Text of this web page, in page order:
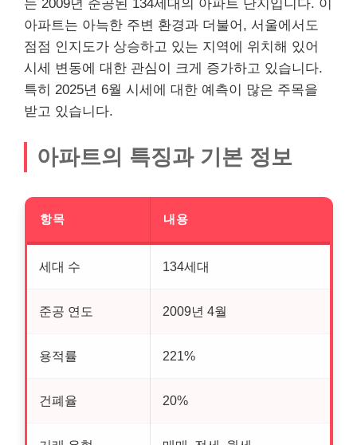
는 2009년 준공된 134세대의 아파트 단지입니다. 이
아파트는 아늑한 주변 환경과 더불어, 서울에서도
점점 인지도가 상승하고 있는 지역에 위치해 있어
시세 변동에 대한 관심이 크게 증가하고 있습니다.
특히 2025년 6월 시세에 대한 예측이 많은 주목을
받고 있습니다.
아파트의 특징과 기본 정보
항목 내용
세대 수 134세대
준공 연도 2009년 4월
용적률 221%
건폐율 20%